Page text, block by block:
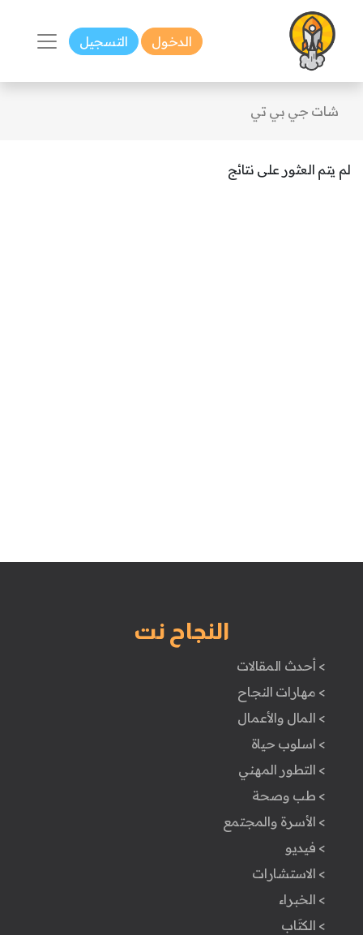
الدخول التسجيل
شات جي بي تي
لم يتم العثور على نتائج
النجاح نت
> أحدث المقالات
> مهارات النجاح
> المال والأعمال
> اسلوب حياة
> التطور المهني
> طب وصحة
> الأسرة والمجتمع
> فيديو
> الاستشارات
> الخبراء
> الكتَاب